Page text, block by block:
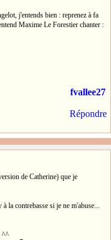
j'entends bien : reprenez à fa
Maxime Le Forestier chanter :
fvallee27
Répondre
de Catherine) que je
la contrebasse si je ne m'abuse...
^^